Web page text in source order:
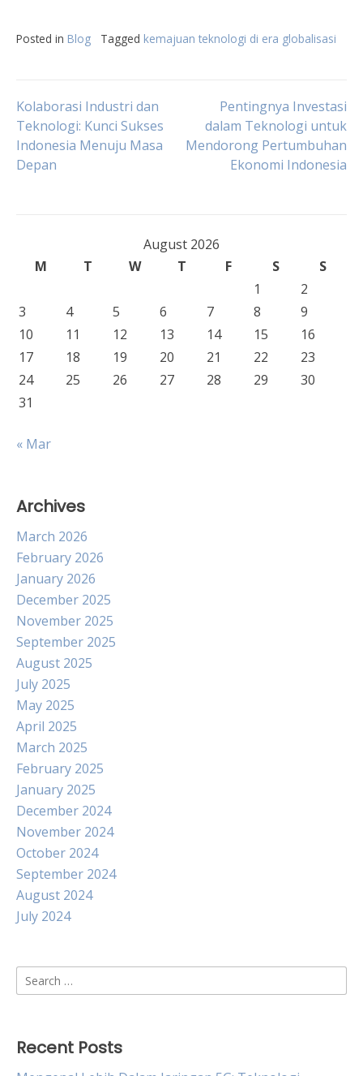
Posted in Blog Tagged kemajuan teknologi di era globalisasi
Post
navigation
Kolaborasi Industri dan
Teknologi: Kunci Sukses
Indonesia Menuju Masa
Depan
Pentingnya Investasi
dalam Teknologi untuk
Mendorong Pertumbuhan
Ekonomi Indonesia
August 2026
M
T W T F S
S
1
2
3
4 5 6 7 8
9
10
11 12 13 14 15
16
17
18 19 20 21 22
23
24
25 26 27 28 29
30
31
« Mar
Archives
March 2026
February 2026
January 2026
December 2025
November 2025
September 2025
August 2025
July 2025
May 2025
April 2025
March 2025
February 2025
January 2025
December 2024
November 2024
October 2024
September 2024
August 2024
July 2024
Search
for:
Recent Posts